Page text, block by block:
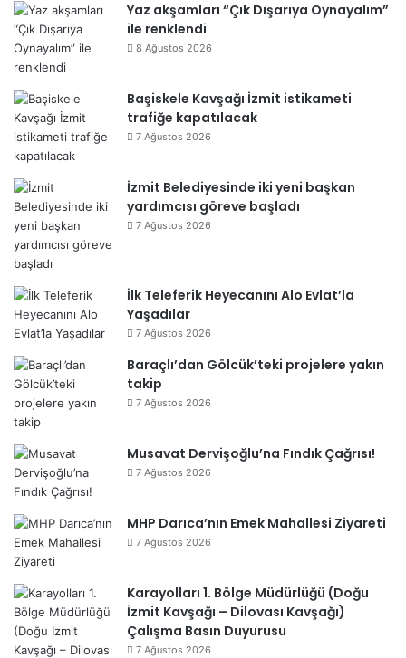
Yaz akşamları “Çık Dışarıya Oynayalım”
ile renklendi
8 Ağustos 2026
Başiskele Kavşağı İzmit istikameti
trafiğe kapatılacak
7 Ağustos 2026
İzmit Belediyesinde iki yeni başkan
yardımcısı göreve başladı
7 Ağustos 2026
İlk Teleferik Heyecanını Alo Evlat’la
Yaşadılar
7 Ağustos 2026
Baraçlı’dan Gölcük’teki projelere yakın
takip
7 Ağustos 2026
Musavat Dervişoğlu’na Fındık Çağrısı!
7 Ağustos 2026
MHP Darıca’nın Emek Mahallesi Ziyareti
7 Ağustos 2026
Karayolları 1. Bölge Müdürlüğü (Doğu
İzmit Kavşağı – Dilovası Kavşağı)
Çalışma Basın Duyurusu
7 Ağustos 2026